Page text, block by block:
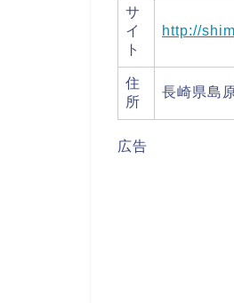
サ
イ
ト
http://
住
所
長崎県島
広告